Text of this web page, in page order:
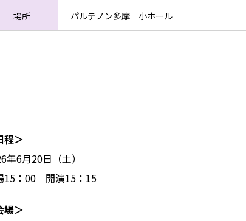
場所 パルテノン多摩 小ホール
程＞
年6月20日（土）
15：00 開演15：15
場＞